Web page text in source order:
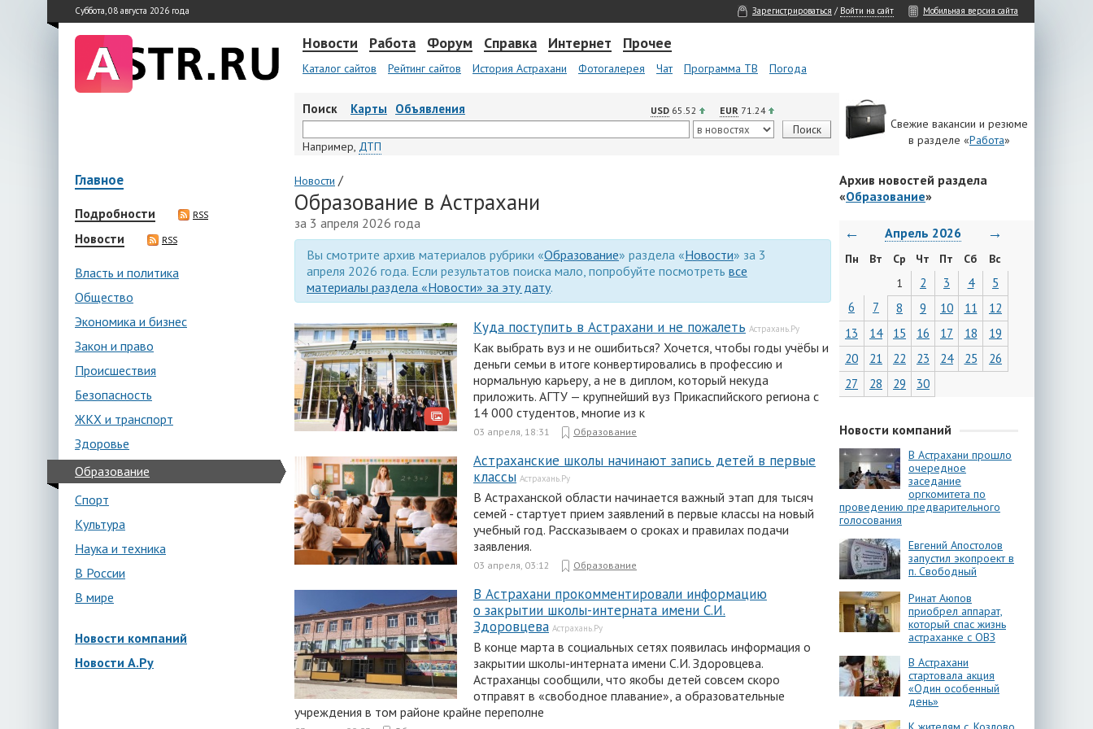
Суббота, 08 августа 2026 года Зарегистрироваться / Войти на сайт Мобильная версия сайта
Новости Работа Форум Справка Интернет Прочее
Каталог сайтов Рейтинг сайтов История Астрахани Фотогалерея Чат Программа ТВ Погода
Поиск Карты Объявления USD 65.52 EUR 71.24
Например, ДТП
Свежие вакансии и резюме
в разделе «Работа»
Главное
Подробности RSS
Новости RSS
Власть и политика
Общество
Экономика и бизнес
Закон и право
Происшествия
Безопасность
ЖКХ и транспорт
Здоровье
Образование
Спорт
Культура
Наука и техника
В России
В мире
Новости компаний
Новости А.Ру
Новости /
Образование в Астрахани
за 3 апреля 2026 года
Вы смотрите архив материалов рубрики «Образование» раздела «Новости» за 3
апреля 2026 года. Если результатов поиска мало, попробуйте посмотреть все
материалы раздела «Новости» за эту дату.
Куда поступить в Астрахани и не пожалеть Астрахань.Ру
Как выбрать вуз и не ошибиться? Хочется, чтобы годы учёбы и
деньги семьи в итоге конвертировались в профессию и
нормальную карьеру, а не в диплом, который некуда
приложить. АГТУ — крупнейший вуз Прикаспийского региона с
14 000 студентов, многие из к
03 апреля, 18:31 Образование
Астраханские школы начинают запись детей в первые
классы Астрахань.Ру
В Астраханской области начинается важный этап для тысяч
семей - стартует прием заявлений в первые классы на новый
учебный год. Рассказываем о сроках и правилах подачи
заявления.
03 апреля, 03:12 Образование
В Астрахани прокомментировали информацию
о закрытии школы-интерната имени С.И.
Здоровцева Астрахань.Ру
В конце марта в социальных сетях появилась информация о
закрытии школы-интерната имени С.И. Здоровцева.
Астраханцы сообщили, что якобы детей совсем скоро
отправят в «свободное плавание», а образовательные
учреждения в том районе крайне переполне
Архив новостей раздела
«Образование»
← Апрель 2026 →
Пн Вт Ср Чт Пт Сб
Вс
1
2 3 4
5
6
7 8 9 10 11
12
13
14 15 16 17 18
19
20
21 22 23 24 25
26
27
28 29 30
Новости компаний
В Астрахани прошло
очередное
заседание
оргкомитета по
проведению предварительного
голосования
Евгений Апостолов
запустил экопроект в
п. Свободный
Ринат Аюпов
приобрел аппарат,
который спас жизнь
астраханке с ОВЗ
В Астрахани
стартовала акция
«Один особенный
день»